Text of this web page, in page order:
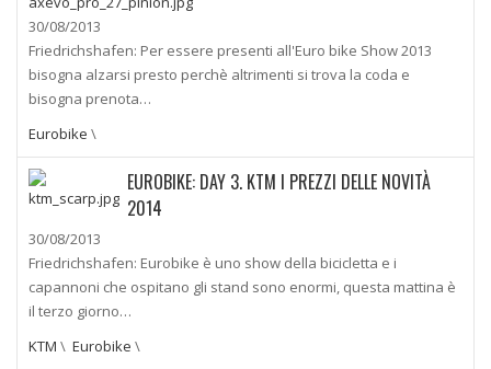
30/08/2013
Friedrichshafen: Per essere presenti all'Euro bike Show 2013
bisogna alzarsi presto perchè altrimenti si trova la coda e
bisogna prenota…
Eurobike \
EUROBIKE: DAY 3. KTM I PREZZI DELLE NOVITÀ
2014
30/08/2013
Friedrichshafen: Eurobike è uno show della bicicletta e i
capannoni che ospitano gli stand sono enormi, questa mattina è
il terzo giorno…
KTM \ Eurobike \